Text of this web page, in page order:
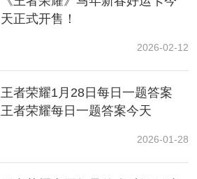
天正式开售！
2026-02-12
王者荣耀1月28日每日一题答案
王者荣耀每日一题答案今天
2026-01-28